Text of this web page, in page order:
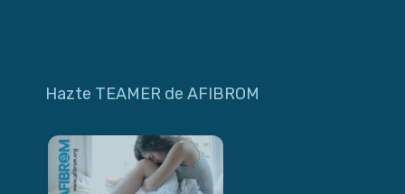
Hazte TEAMER de AFIBROM